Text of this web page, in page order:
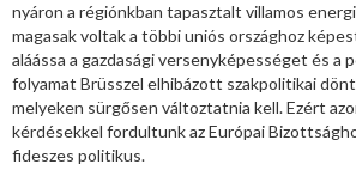
nyáron a régiónkban tapasztalt villamos
magasak voltak a többi uniós országhoz
aláássa a gazdasági versenyképességet és a
folyamat Brüsszel elhibázott szakpolitikai
melyeken sürgősen változtatnia kell. Ezért
kérdésekkel fordultunk az Európai
fideszes politikus.